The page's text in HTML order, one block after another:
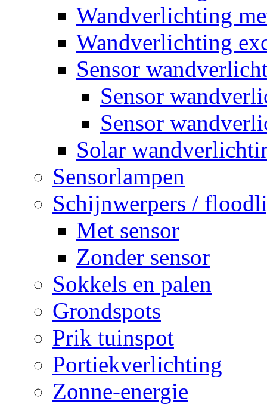
Wandverlichting
Wandverlichting
Sensor
Sensor
Sensor
Solar
Sensorlampen
Schijnwerpers /
Met sensor
Zonder sensor
Sokkels en palen
Grondspots
Prik tuinspot
Portiekverlichting
Zonne-energie